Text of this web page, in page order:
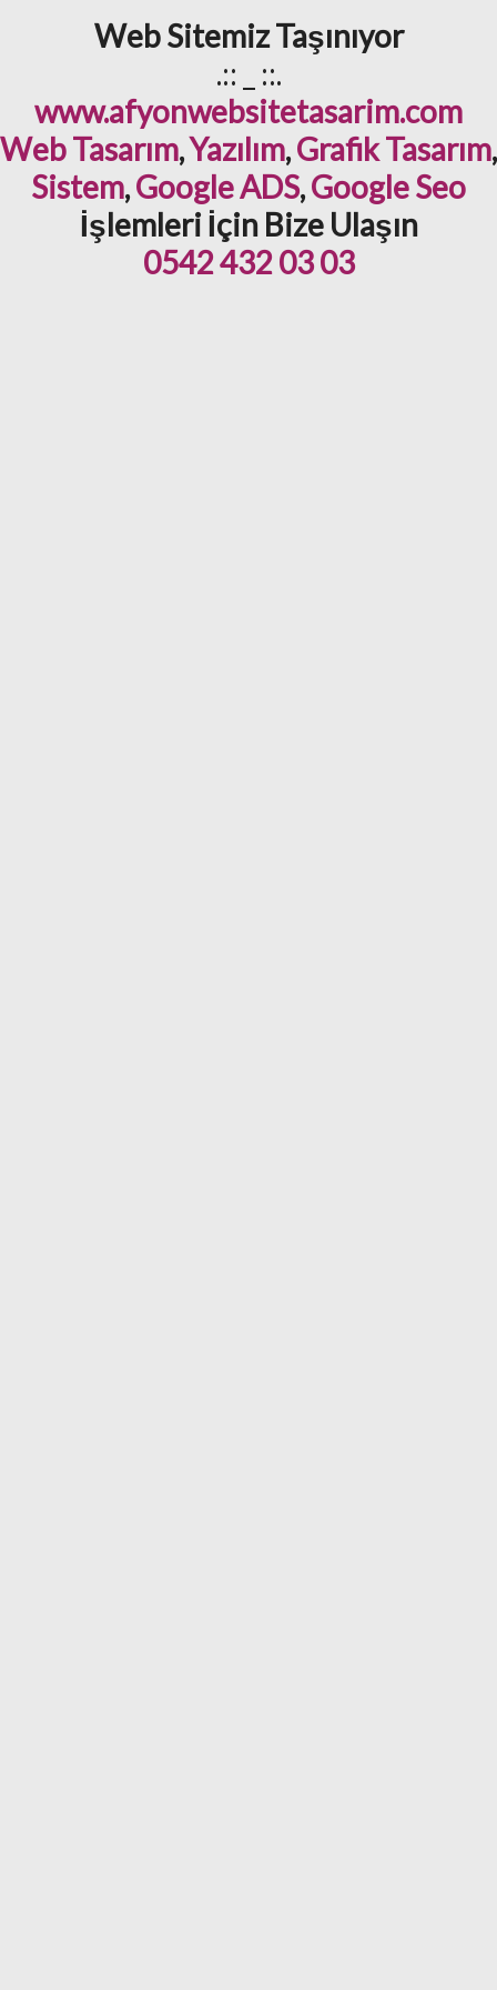
Web Sitemiz Taşınıyor
.:: _ ::.
www.afyonwebsitetasarim.com
Web Tasarım,Yazılım,Grafik Tasarım,
Sistem,Google ADS,Google Seo
İşlemleri İçin Bize Ulaşın
0542 432 03 03